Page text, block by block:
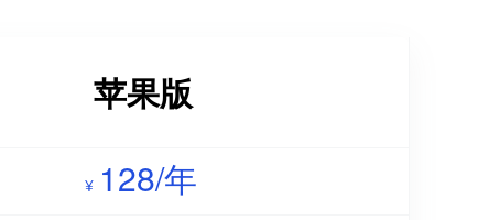
苹果版
¥ 128/年